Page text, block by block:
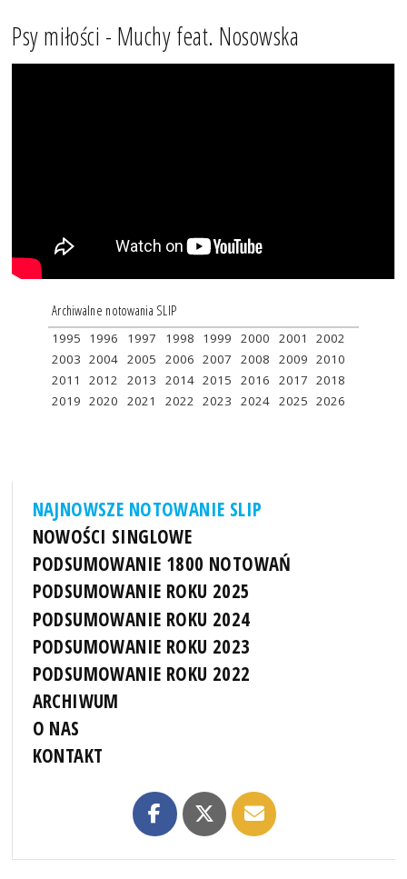
Psy miłości - Muchy feat. Nosowska
Archiwalne notowania SLIP
1995 1996 1997 1998 1999 2000 2001
2002
2003 2004 2005 2006 2007 2008 2009 2010
2011
2012 2013 2014 2015 2016 2017 2018
2019 2020 2021 2022 2023 2024 2025 2026
NAJNOWSZE NOTOWANIE SLIP
NOWOŚCI SINGLOWE
PODSUMOWANIE 1800 NOTOWAŃ
PODSUMOWANIE ROKU 2025
PODSUMOWANIE ROKU 2024
PODSUMOWANIE ROKU 2023
PODSUMOWANIE ROKU 2022
ARCHIWUM
O NAS
KONTAKT